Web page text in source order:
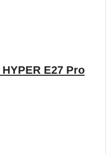
E27 Pro